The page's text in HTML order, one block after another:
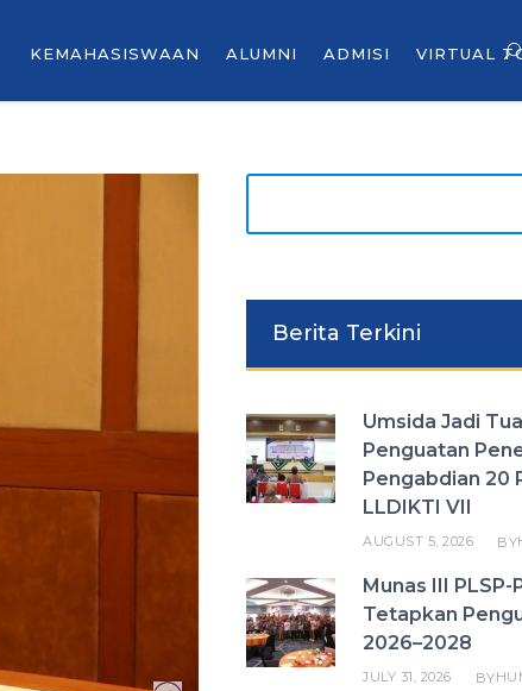
KEMAHASISWAAN ALUMNI ADMISI VIRTUAL
Berita Terkini
Umsida Jadi
Penguatan
Pengabdian 20
LLDIKTI VII
AUGUST 5, 2026 BY
Munas III
Tetapkan
2026–2028
JULY 31, 2026 BY